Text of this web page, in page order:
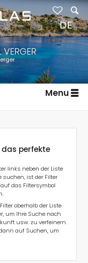
VERGER
Menu
das perfekte
links neben der Liste
suchen, ist der Filter
das Filtersymbol
oberhalb der Liste
um Ihre Suche nach
usw. zu verfeinern.
auf Suchen, um
DE